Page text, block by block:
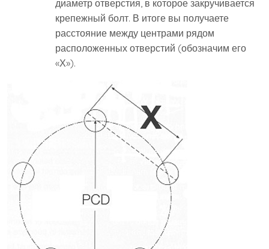
диаметр отверстия, в которое закручивается
крепежный болт. В итоге вы получаете
расстояние между центрами рядом
расположенных отверстий (обозначим его
«Х»).